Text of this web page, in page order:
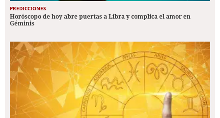
PREDICCIONES
Horóscopo de hoy abre puertas a Libra y complica el amor en
Géminis